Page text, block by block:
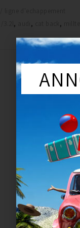
, , ,